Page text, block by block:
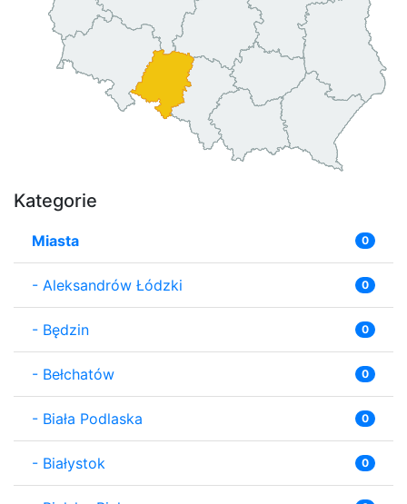
Kategorie
Miasta 0
- Aleksandrów Łódzki 0
- Będzin 0
- Bełchatów 0
- Biała Podlaska 0
- Białystok 0